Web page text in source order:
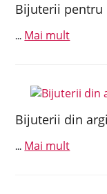
Bijuterii pentru
... Mai mult
Bijuterii din
... Mai mult